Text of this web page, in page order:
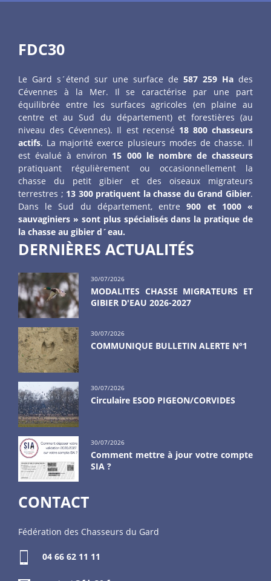
FDC30
Le Gard s´étend sur une surface de 587 259 Ha des
Cévennes à la Mer. Il se caractérise par une part
équilibrée entre les surfaces agricoles (en plaine au
centre et au Sud du département) et forestières (au
niveau des Cévennes). Il est recensé 18 800 chasseurs
actifs. La majorité exerce plusieurs modes de chasse. Il
est évalué à environ 15 000 le nombre de chasseurs
pratiquant régulièrement ou occasionnellement la
chasse du petit gibier et des oiseaux migrateurs
terrestres ; 13 300 pratiquent la chasse du Grand Gibier.
Dans le Sud du département, entre900 et 1000 «
sauvaginiers » sont plus spécialisés dans la pratique de
la chasse au gibier d´eau.
DERNIÈRES ACTUALITÉS
30/07/2026
MODALITES CHASSE MIGRATEURS ET
GIBIER D'EAU 2026-2027
30/07/2026
COMMUNIQUE BULLETIN ALERTE N°1
30/07/2026
Circulaire ESOD PIGEON/CORVIDES
30/07/2026
Comment mettre à jour votre compte
SIA ?
CONTACT
Fédération des Chasseurs du Gard
04 66 62 11 11